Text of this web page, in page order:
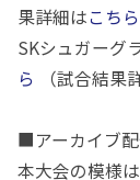
果詳細はこちら
SKシュガーグ
ら （試合結果
■アーカイブ
本大会の模様